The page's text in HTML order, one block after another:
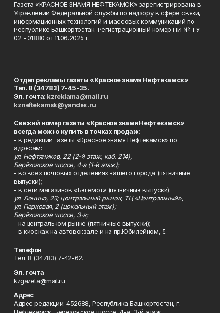
Газета «КРАСНОЕ ЗНАМЯ НЕФТЕКАМСК» зарегистрирована в
Управлении Федеральной службы по надзору в сфере связи,
информационных технологий и массовых коммуникаций по
Республике Башкортостан. Регистрационный номер ПИ № ТУ
02 - 01880 от 11.06.2025 г.
Отдел рекламы газеты «Красное знамя Нефтекамск»
Тел. 8 (34783) 7-45-35.
Эл. почта: kzreklama@mail.ru
kzneftekamsk@yandex.ru
Свежий номер газеты «Красное знамя Нефтекамск»
всегда можно купить в точках продаж:
- в редакции газеты «Красное знамя Нефтекамск» по
адресам:
ул. Нефтяников, 22 (2-й этаж, каб. 214),
Берёзовское шоссе, 4-а (1-й этаж);
- во всех почтовых отделениях нашего города (пятничные
выпуски);
- в сети магазинов «Бегемот» (пятничные выпуски):
ул. Ленина, 26; центральный рынок, ТЦ «Центральный»,
ул. Парковая, 2 (цокольный этаж);
Берёзовское шоссе, 3-в;
- на центральном рынке (пятничные выпуски);
- в киосках на автовокзале и на пр.Юбилейном, 5.
Телефон
Тел. 8 (34783) 7-42-62.
Эл. почта
kzgazeta@mail.ru
Адрес
Адрес редакции: 452688, Республика Башкортостан, г.